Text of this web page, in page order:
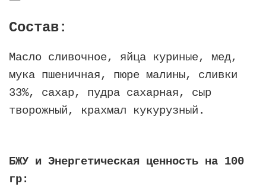
Состав:
Масло сливочное, яйца куриные, мед,
мука пшеничная, пюре малины, сливки
33%, сахар, пудра сахарная, сыр
творожный, крахмал кукурузный.
БЖУ и Энергетическая ценность на 100
гр: